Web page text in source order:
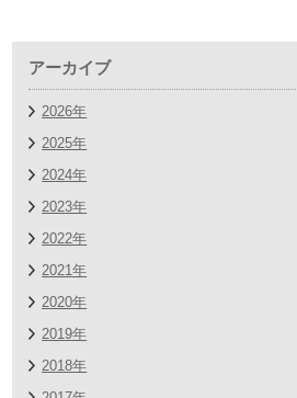
アーカイブ
2026年
2025年
2024年
2023年
2022年
2021年
2020年
2019年
2018年